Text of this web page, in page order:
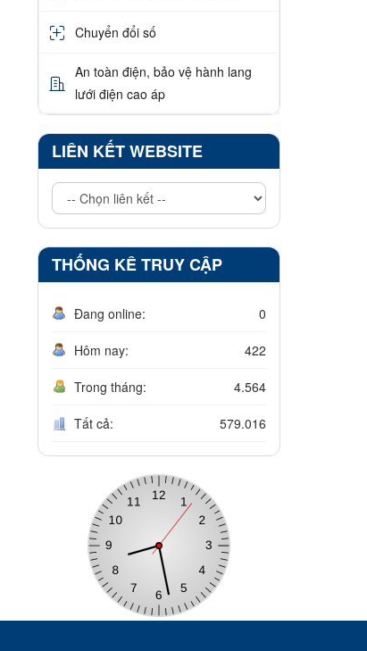
Chuyển đổi số
An toàn điện, bảo vệ hành lang
lưới điện cao áp
LIÊN KẾT WEBSITE
THỐNG KÊ TRUY CẬP
Đang online: 0
Hôm nay: 422
Trong tháng: 4.564
Tất cả: 579.016